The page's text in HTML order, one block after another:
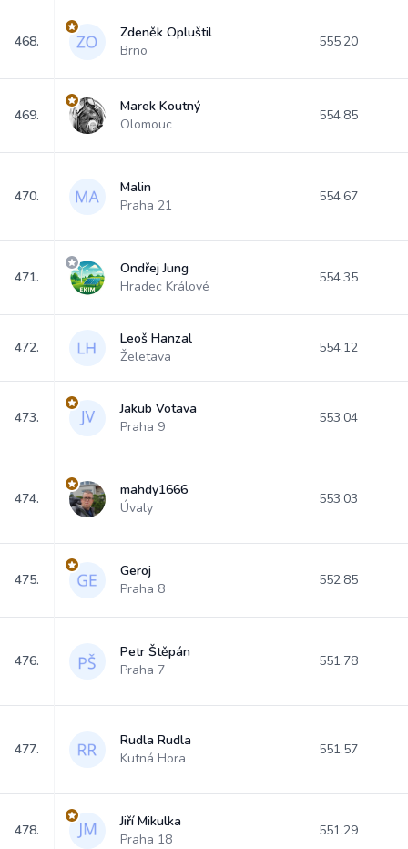
468.
Zdeněk Opluštil
Brno
555.20
469.
Marek Koutný
Olomouc
554.85
470.
Malin
Praha 21
554.67
471.
Ondřej Jung
Hradec Králové
554.35
472.
Leoš Hanzal
Želetava
554.12
473.
Jakub Votava
Praha 9
553.04
474.
mahdy1666
Úvaly
553.03
475.
Geroj
Praha 8
552.85
476.
Petr Štěpán
Praha 7
551.78
477.
Rudla Rudla
Kutná Hora
551.57
478.
Jiří Mikulka
Praha 18
551.29